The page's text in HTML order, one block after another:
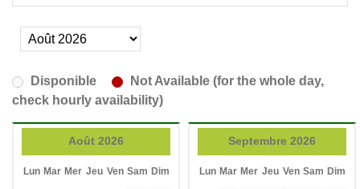
Disponible
Not Available (for the whole day,
check hourly availability)
Août 2026
Lun Mar Mer Jeu Ven Sam Dim
Septembre 2026
Lun Mar Mer Jeu Ven Sam Dim